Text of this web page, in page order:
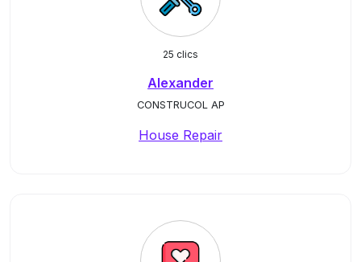
25 clics
Alexander
CONSTRUCOL AP
House Repair